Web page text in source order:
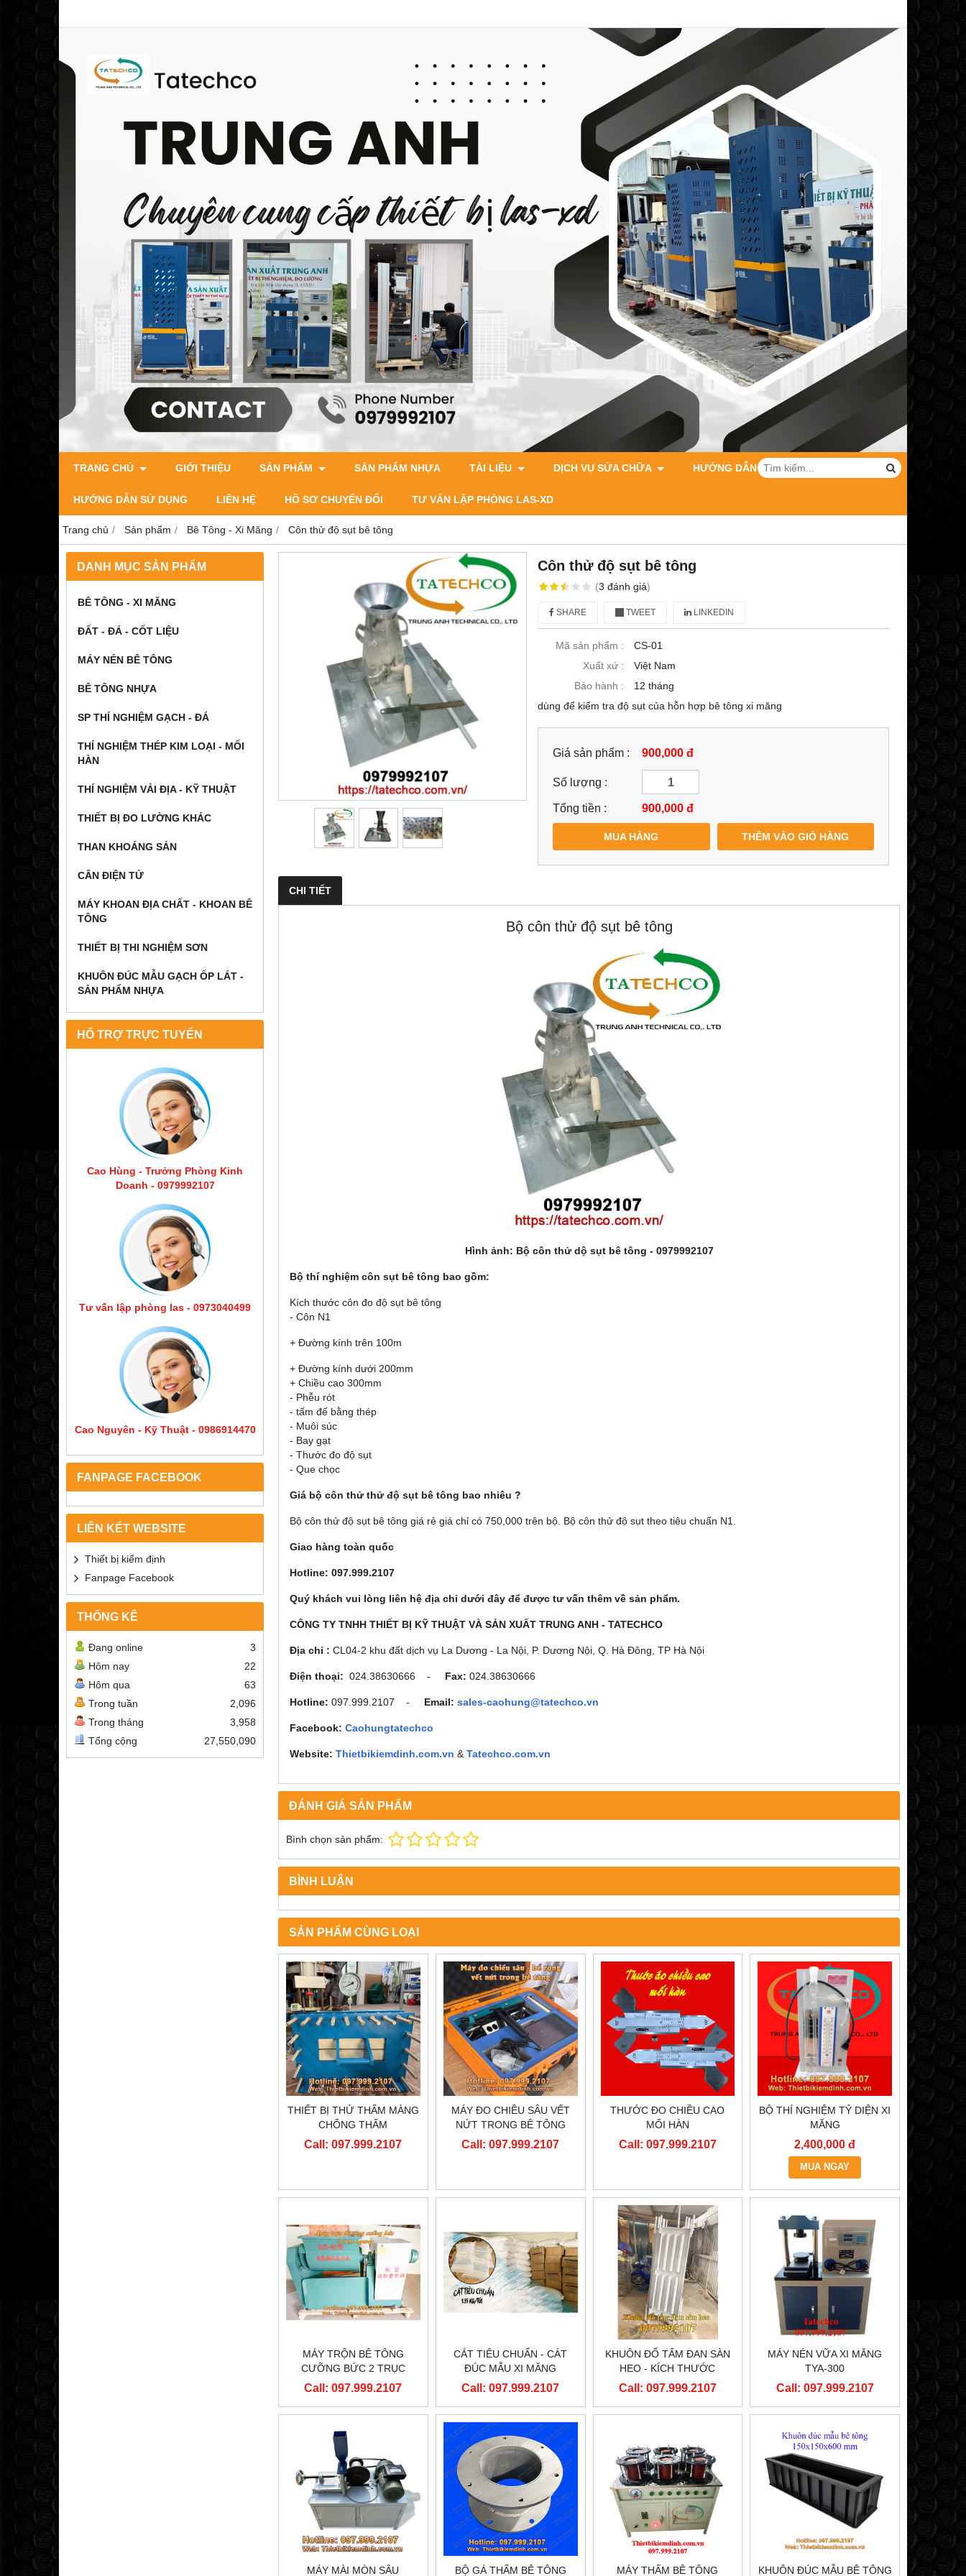
TRANG CHỦ GIỚI THIỆU SẢN PHẨM SẢN PHẨM NHỰA TÀI LIỆU DỊCH VỤ SỬA CHỮA HƯỚNG DẪN MUA HÀNG
HƯỚNG DẪN SỬ DỤNG LIÊN HỆ HỒ SƠ CHUYỂN ĐỔI TƯ VẤN LẬP PHÒNG LAS-XD
Trang chủ Sản phẩm Bê Tông - Xi Măng Côn thử độ sụt bê tông
DANH MỤC SẢN PHẨM
BÊ TÔNG - XI MĂNG
ĐẤT - ĐÁ - CỐT LIỆU
MÁY NÉN BÊ TÔNG
BÊ TÔNG NHỰA
SP THÍ NGHIỆM GẠCH - ĐÁ
THÍ NGHIỆM THÉP KIM LOẠI - MỐI
HÀN
THÍ NGHIỆM VẢI ĐỊA - KỸ THUẬT
THIẾT BỊ ĐO LƯỜNG KHÁC
THAN KHOÁNG SẢN
CÂN ĐIỆN TỬ
MÁY KHOAN ĐỊA CHẤT - KHOAN BÊ
TÔNG
THIẾT BỊ THI NGHIỆM SƠN
KHUÔN ĐÚC MẪU GẠCH ỐP LÁT -
SẢN PHẨM NHỰA
HỔ TRỢ TRỰC TUYẾN
Cao Hùng - Trưởng Phòng Kinh
Doanh - 0979992107
Tư vấn lập phòng las - 0973040499
Cao Nguyên - Kỹ Thuật - 0986914470
FANPAGE FACEBOOK
LIÊN KẾT WEBSITE
Thiết bị kiểm định
Fanpage Facebook
THỐNG KÊ
Đang online
3
Hôm nay
22
Hôm qua
63
Trong tuần
2,096
Trong tháng
3,958
Tổng cộng
27,550,090
Côn thử độ sụt bê tông
(3 đánh giá)
SHARE TWEET LINKEDIN
Mã sản phẩm :
CS-01
Xuất xứ :
Việt Nam
Bảo hành :
12 tháng
dùng để kiểm tra độ sụt của hỗn hợp bê tông xi măng
Giá sản phẩm : 900,000 đ
Số lượng :
Tổng tiền : 900,000 đ
MUA HÀNG THÊM VÀO GIỎ HÀNG
CHI TIẾT
Bộ côn thử độ sụt bê tông
Hình ảnh: Bộ côn thử dộ sụt bê tông - 0979992107
Bộ thí nghiệm côn sụt bê tông bao gồm:
Kích thước côn đo độ sụt bê tông
- Côn N1
+ Đường kính trên 100m
+ Đường kính dưới 200mm
+ Chiều cao 300mm
- Phễu rót
- tấm đế bằng thép
- Muôi súc
- Bay gạt
- Thước đo độ sụt
- Que chọc
Giá bộ côn thử thử độ sụt bê tông bao nhiêu ?
Bộ côn thử độ sụt bê tông giá rẻ giá chỉ có 750,000 trên bộ. Bộ côn thử độ sụt theo tiêu chuẩn N1.
Giao hàng toàn quốc
Hotline: 097.999.2107
Quý khách vui lòng liên hệ địa chỉ dưới đây để được tư vấn thêm về sản phẩm.
CÔNG TY TNHH THIẾT BỊ KỸ THUẬT VÀ SẢN XUẤT TRUNG ANH - TATECHCO
Địa chỉ : CL04-2 khu đất dịch vụ La Dương - La Nội, P. Dương Nội, Q. Hà Đông, TP Hà Nội
Điện thoại: 024.38630666 - Fax: 024.38630666
Hotline: 097.999.2107 - Email: sales-caohung@tatechco.vn
Facebook: Caohungtatechco
Website: Thietbikiemdinh.com.vn & Tatechco.com.vn
ĐÁNH GIÁ SẢN PHẨM
Bình chọn sản phẩm:
BÌNH LUẬN
SẢN PHẨM CÙNG LOẠI
THIẾT BỊ THỬ THẤM MÀNG
CHỐNG THẤM
Call: 097.999.2107
MÁY ĐO CHIỀU SÂU VẾT
NỨT TRONG BÊ TÔNG
Call: 097.999.2107
THƯỚC ĐO CHIỀU CAO
MỐI HÀN
Call: 097.999.2107
BỘ THÍ NGHIỆM TỶ DIỆN XI
MĂNG
2,400,000 đ
MUA NGAY
MÁY TRỘN BÊ TÔNG
CƯỠNG BỨC 2 TRỤC
NGANG
Call: 097.999.2107
CÁT TIÊU CHUẨN - CÁT
ĐÚC MẪU XI MĂNG
Call: 097.999.2107
KHUÔN ĐỔ TẤM ĐAN SÀN
HEO - KÍCH THƯỚC
1500X600X70MM
Call: 097.999.2107
MÁY NÉN VỮA XI MĂNG
TYA-300
Call: 097.999.2107
MÁY MÀI MÒN SÂU BỘ GÁ THẤM BÊ TÔNG MÁY THẤM BÊ TÔNG KHUÔN ĐÚC MẪU BÊ TÔNG